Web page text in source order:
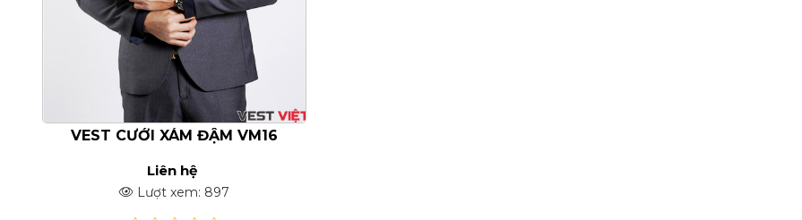
VEST CƯỚI XÁM ĐẬM VM16
Liên hệ
Lượt xem: 897